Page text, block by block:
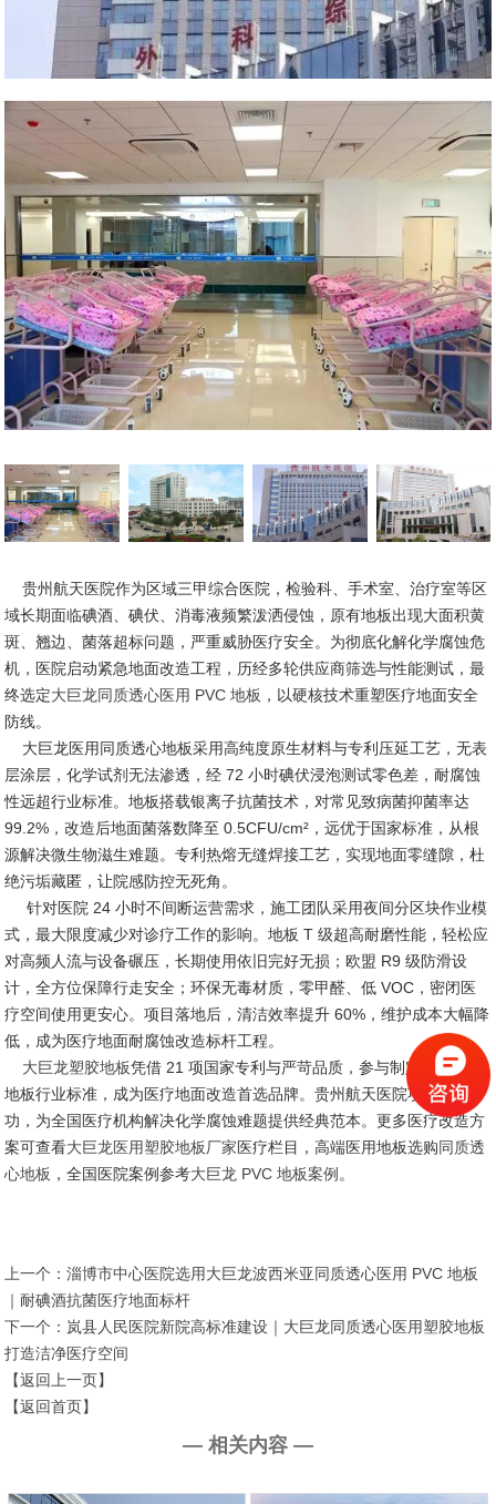
贵州航天医院作为区域三甲综合医院，检验科、手术室、治疗室等区
域长期面临碘酒、碘伏、消毒液频繁泼洒侵蚀，原有地板出现大面积黄
斑、翘边、菌落超标问题，严重威胁医疗安全。为彻底化解化学腐蚀危
机，医院启动紧急地面改造工程，历经多轮供应商筛选与性能测试，最
终选定大巨龙同质透心医用 PVC 地板 ，以硬核技术重塑医疗地面安全
防线。
大巨龙医用同质透心地板采用高纯度原生材料与专利压延工艺，无表
层涂层，化学试剂无法渗透，经 72 小时碘伏浸泡测试零色差，耐腐蚀
性远超行业标准。地板搭载银离子抗菌技术，对常见致病菌抑菌率达
99.2%，改造后地面菌落数降至 0.5CFU/cm²，远优于国家标准，从根
源解决微生物滋生难题。专利热熔无缝焊接工艺，实现地面零缝隙，杜
绝污垢藏匿，让院感防控无死角。
针对医院 24 小时不间断运营需求，施工团队采用夜间分区块作业模
式，最大限度减少对诊疗工作的影响。地板 T 级超高耐磨性能，轻松应
对高频人流与设备碾压，长期使用依旧完好无损；欧盟 R9 级防滑设
计，全方位保障行走安全；环保无毒材质，零甲醛、低 VOC，密闭医
疗空间使用更安心。项目落地后，清洁效率提升 60%，维护成本大幅降
低，成为医疗地面耐腐蚀改造标杆工程。
大巨龙塑胶地板凭借 21 项国家专利与严苛品质，参与制定医用弹性
地板行业标准，成为医疗地面改造首选品牌。贵州航天医院项目的成
功，为全国医疗机构解决化学腐蚀难题提供经典范本。更多医疗改造方
案可查看大巨龙医用塑胶地板厂家医疗栏目，高端医用地板选购同质透
心地板 ，全国医院案例参考大巨龙 PVC 地板案例 。
上一个：淄博市中心医院选用大巨龙波西米亚同质透心医用 PVC 地板
｜耐碘酒抗菌医疗地面标杆
下一个： 岚县人民医院新院高标准建设｜大巨龙同质透心医用塑胶地板
打造洁净医疗空间
【返回上一页】
【返回首页】
— 相关内容 —